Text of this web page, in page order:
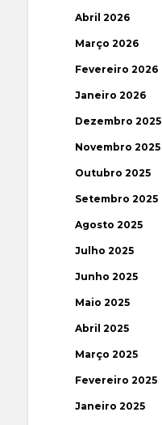
Abril 2026
Março 2026
Fevereiro 2026
Janeiro 2026
Dezembro 2025
Novembro 2025
Outubro 2025
Setembro 2025
Agosto 2025
Julho 2025
Junho 2025
Maio 2025
Abril 2025
Março 2025
Fevereiro 2025
Janeiro 2025